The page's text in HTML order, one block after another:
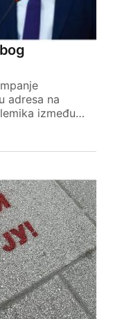
adresa na
između…